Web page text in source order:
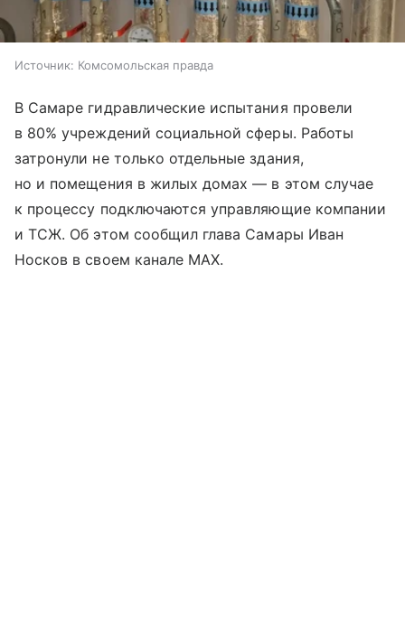
Источник: Комсомольская правда
В Самаре гидравлические испытания провели
в 80% учреждений социальной сферы. Работы
затронули не только отдельные здания,
но и помещения в жилых домах — в этом случае
к процессу подключаются управляющие компании
и ТСЖ. Об этом сообщил глава Самары Иван
Носков в своем канале МАХ.